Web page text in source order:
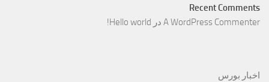
Recent Comments
A WordPress Commenter در Hello world!
اخبار بورس